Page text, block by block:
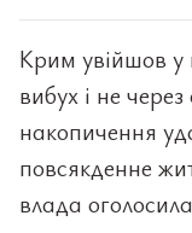
Крим увійшов у
вибух і не
накопичення
повсякденне
влада